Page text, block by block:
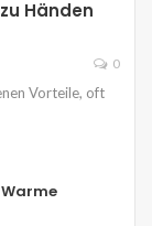
Händen
0
Vorteile, oft